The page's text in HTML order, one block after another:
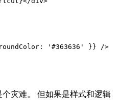
: '#363636' } }
/>
灾难。 但如果是样式和逻辑